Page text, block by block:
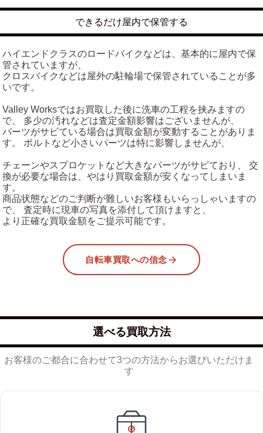
できるだけ屋内で保管する
ハイエンドクラスのロードバイクなどは、基本的に屋内で保
管されていますが、
クロスバイクなどは屋外の駐輪場で保管されていることが多
いです。
Valley Worksではお買取した後に洗車の工程を挟みますの
で、 多少の汚れなどは査定金額影響はございませんが、
パーツがサビている場合は買取金額が変動することがありま
す。 ボルトなど小さいパーツは特に影響しませんが、
チェーンやスプロケットなど大きなパーツがサビており、 交
換が必要な場合は、やはり買取金額が安くなってしまいま
す。
商品状態などのご判断が難しいお客様もいらっしゃいますの
で、 査定時に現車の写真を添付して頂けますと、
より正確な買取金額をご提示可能です。
自転車買取への信念
選べる買取方法
お客様のご都合に合わせて3つの方法からお選びいただけま
す